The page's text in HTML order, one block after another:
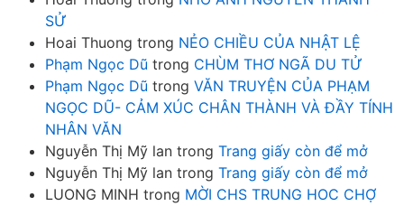
SỬ
Hoai Thuong trong NẺO CHIỀU CỦA NHẬT LỆ
Phạm Ngọc Dũ trong CHÙM THƠ NGÃ DU TỬ
Phạm Ngọc Dũ trong VĂN TRUYỆN CỦA PHẠM
NGỌC DŨ- CẢM XÚC CHÂN THÀNH VÀ ĐẦY TÍNH
NHÂN VĂN
Nguyễn Thị Mỹ lan trong Trang giấy còn để mở
Nguyễn Thị Mỹ lan trong Trang giấy còn để mở
LUONG MINH trong MỜI CHS TRUNG HOC CHỢ